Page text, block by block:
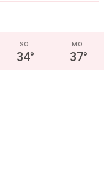
SO.
34°
MO.
37°